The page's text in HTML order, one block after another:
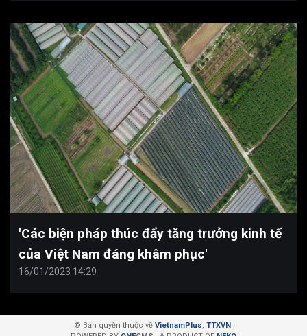
'Các biện pháp thúc đẩy tăng trưởng kinh tế
của Việt Nam đáng khâm phục'
16/01/2023 14:29
© Bản quyền thuộc về VietnamPlus, TTXVN .